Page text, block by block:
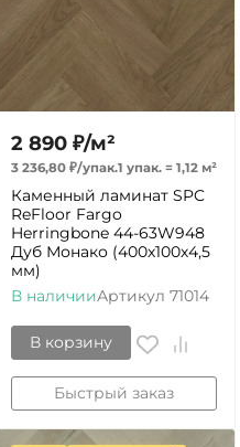
2 890 ₽/м²
3 236,80 ₽/упак.1 упак. = 1,12 м²
Каменный ламинат SPC
ReFloor Fargo
Herringbone 44-63W948
Дуб Монако (400х100х4,5
мм)
В наличииАртикул 71014
В корзину
Быстрый заказ